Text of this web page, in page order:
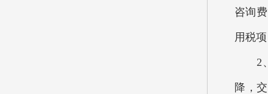
咨询
用税
2、
降，